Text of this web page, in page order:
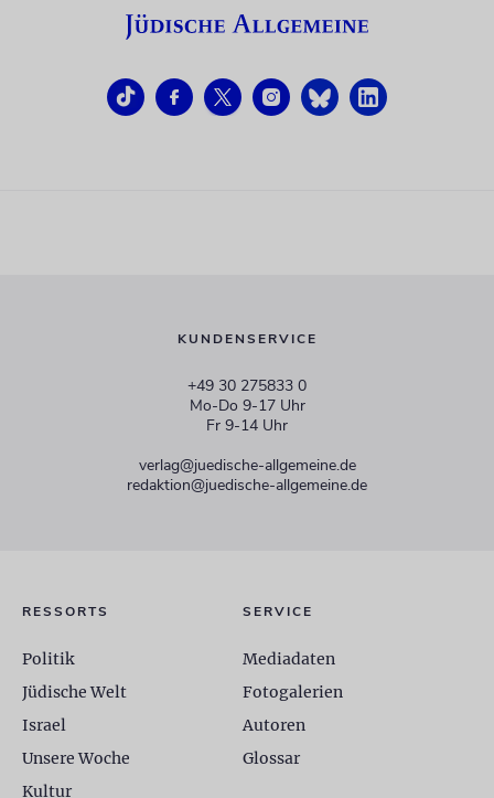
KUNDENSERVICE
+49 30 275833 0
Mo-Do 9-17 Uhr
Fr 9-14 Uhr
verlag@juedische-allgemeine.de
redaktion@juedische-allgemeine.de
RESSORTS
Politik
Jüdische Welt
Israel
Unsere Woche
Kultur
SERVICE
Mediadaten
Fotogalerien
Autoren
Glossar